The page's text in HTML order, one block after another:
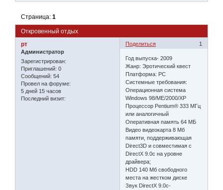
Откровенный отдых
Страница:1
Поделиться 1
рт
Администратор
Зарегистрирован:
Приглашений: 0
Сообщений: 54
Провел на форуме:
5 дней 15 часов
Последний визит:
Год выпуска- 2009
Жанр: Эротический квест
Платформа: PC
Системные требования:
Операционная система
Windows 98/ME/2000/XP
Процессор Pentium® 333 МГц
или аналогичный
Оперативная память 64 МБ
Видео видеокарта 8 Мб
памяти, поддерживающая
Direct3D и совместимая с
DirectX 9.0c на уровне
драйвера;
HDD 140 Мб свободного
места на жестком диске
Звук DirectX 9.0c-